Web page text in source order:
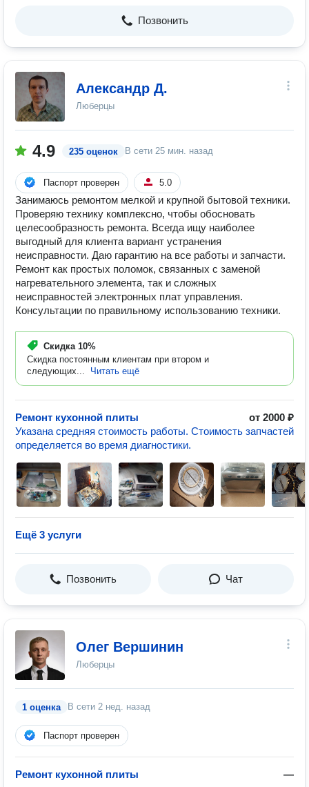
Позвонить
Александр Д.
Люберцы
4.9 235 оценок В сети 25 мин. назад
Паспорт проверен 5.0
Занимаюсь ремонтом мелкой и крупной бытовой техники.
Проверяю технику комплексно, чтобы обосновать
целесообразность ремонта. Всегда ищу наиболее
выгодный для клиента вариант устранения
неисправности. Даю гарантию на все работы и запчасти.
Ремонт как простых поломок, связанных с заменой
нагревательного элемента, так и сложных
неисправностей электронных плат управления.
Консультации по правильному использованию техники.
Скидка 10%
Скидка постоянным клиентам при втором и
следующих...
Читать ещё
Ремонт кухонной плиты
от 2000 ₽
Указана средняя стоимость работы. Стоимость запчастей
определяется во время диагностики.
Ещё 3 услуги
Позвонить Чат
Олег Вершинин
Люберцы
1 оценка В сети 2 нед. назад
Паспорт проверен
Ремонт кухонной плиты —